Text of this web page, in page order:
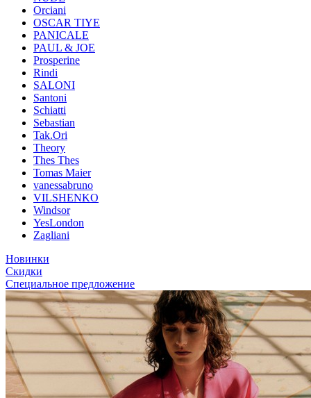
Orciani
OSCAR TIYE
PANICALE
PAUL & JOE
Prosperine
Rindi
SALONI
Santoni
Schiatti
Sebastian
Tak.Ori
Theory
Thes Thes
Tomas Maier
vanessabruno
VILSHENKO
Windsor
YesLondon
Zagliani
Новинки
Скидки
Специальное предложение